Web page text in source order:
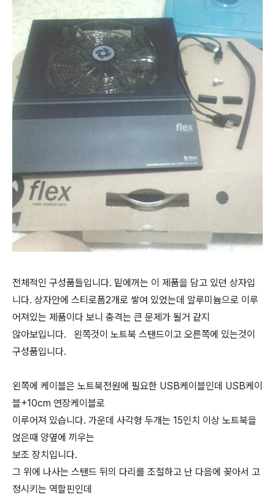
전체적인 구성품들입니다. 밑에꺼는 이 제품을 담고 있던 상자입
니다. 상자안에 스티로폼2개로 쌓여 있었는데 알루미늄으로 이루
어져있는 제품이다 보니 충격는 큰 문제가 될거 같지
않아보입니다. 왼쪽것이 노트북 스탠드이고 오른쪽에 있는것이
구성품입니다.
왼쪽에 케이블은 노트북전원에 필요한 USB케이블인데 USB케이
블+10cm 연장케이블로
이루어져 있습니다. 가운데 사각형 두개는 15인치 이상 노트북을
얹은때 양옆에 끼우는
보조 장치입니다.
그 위에 나사는 스탠드 뒤의 다리를 조절하고 난 다음에 꽂아서 고
정시키는 역할핀인데